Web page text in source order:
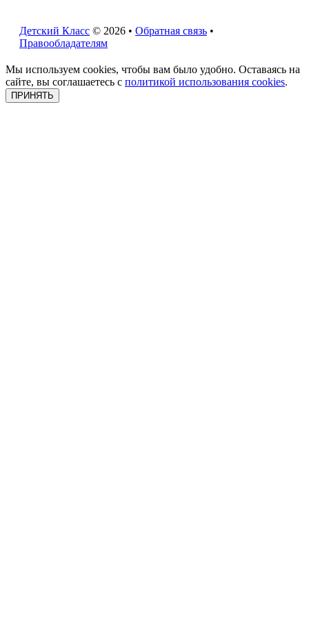
Детский Класс © 2026 • Обратная связь •
Правообладателям
Мы используем cookies, чтобы вам было удобно. Оставаясь на
сайте, вы соглашаетесь с политикой использования cookies.
ПРИНЯТЬ